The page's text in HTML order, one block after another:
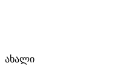
ახალი